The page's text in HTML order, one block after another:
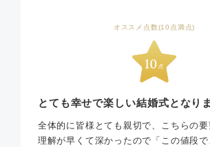
オススメ点数(10点満点)
とても幸せで楽しい結婚式となり
全体的に皆様とても親切で、こちらの
理解が早くて深かったので「この値段